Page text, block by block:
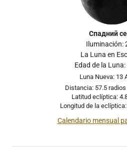
Спадний
Iluminación:
La Luna en
Edad de la
Luna Nueva: 13
Distancia: 57.5
Latitud eclíptica:
Longitud de la
Calendario mensual